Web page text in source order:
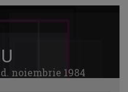
noiembrie 1984